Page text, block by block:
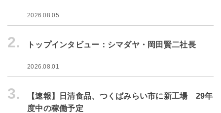
2026.08.05
2. トップインタビュー：シマダヤ・岡田賢二社長
2026.08.01
3.
【速報】日清食品、つくばみらい市に新工場 29年
度中の稼働予定